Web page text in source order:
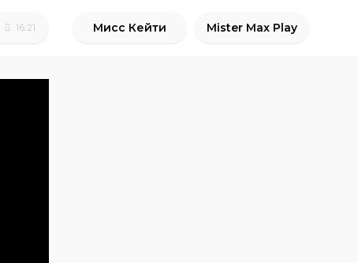
16:21 Мисс Кейти Mister Max Play